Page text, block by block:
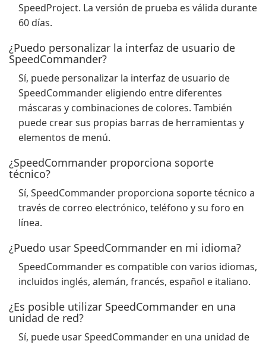
SpeedProject. La versión de prueba es válida durante
60 días.
¿Puedo personalizar la interfaz de usuario de
SpeedCommander?
Sí, puede personalizar la interfaz de usuario de
SpeedCommander eligiendo entre diferentes
máscaras y combinaciones de colores. También
puede crear sus propias barras de herramientas y
elementos de menú.
¿SpeedCommander proporciona soporte
técnico?
Sí, SpeedCommander proporciona soporte técnico a
través de correo electrónico, teléfono y su foro en
línea.
¿Puedo usar SpeedCommander en mi idioma?
SpeedCommander es compatible con varios idiomas,
incluidos inglés, alemán, francés, español e italiano.
¿Es posible utilizar SpeedCommander en una
unidad de red?
Sí, puede usar SpeedCommander en una unidad de